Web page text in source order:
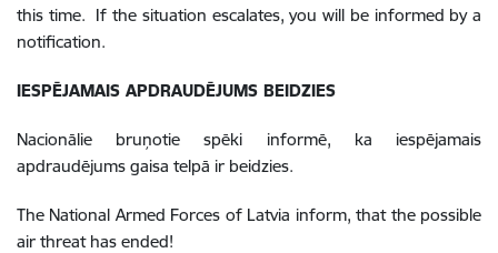
this time. If the situation escalates, you will be informed by a
notification.
IESPĒJAMAIS APDRAUDĒJUMS BEIDZIES
Nacionālie bruņotie spēki informē, ka iespējamais
apdraudējums gaisa telpā ir beidzies.
The National Armed Forces of Latvia inform, that the possible
air threat has ended!